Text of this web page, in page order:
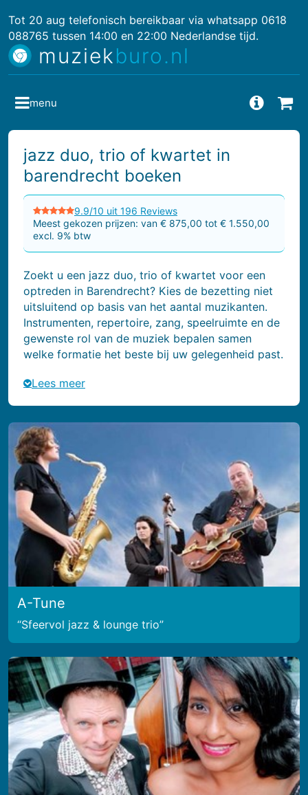
Tot 20 aug telefonisch bereikbaar via whatsapp 0618
088765 tussen 14:00 en 22:00 Nederlandse tijd.
muziekburo.nl
jazz duo, trio of kwartet in
barendrecht boeken
9.9/10 uit 196 Reviews
Meest gekozen prijzen: van € 875,00 tot € 1.550,00
excl. 9% btw
Zoekt u een jazz duo, trio of kwartet voor een
optreden in Barendrecht? Kies de bezetting niet
uitsluitend op basis van het aantal muzikanten.
Instrumenten, repertoire, zang, speelruimte en de
gewenste rol van de muziek bepalen samen
welke formatie het beste bij uw gelegenheid past.
Lees meer
A-Tune
Sfeervol jazz & lounge trio
menu